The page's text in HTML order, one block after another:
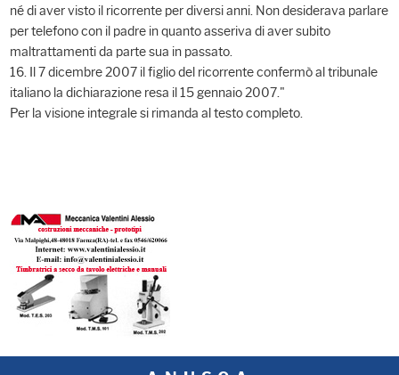
né di aver visto il ricorrente per diversi anni. Non desiderava parlare
per telefono con il padre in quanto asseriva di aver subito
maltrattamenti da parte sua in passato.
16. Il 7 dicembre 2007 il figlio del ricorrente confermò al tribunale
italiano la dichiarazione resa il 15 gennaio 2007."
Per la visione integrale si rimanda al testo completo.